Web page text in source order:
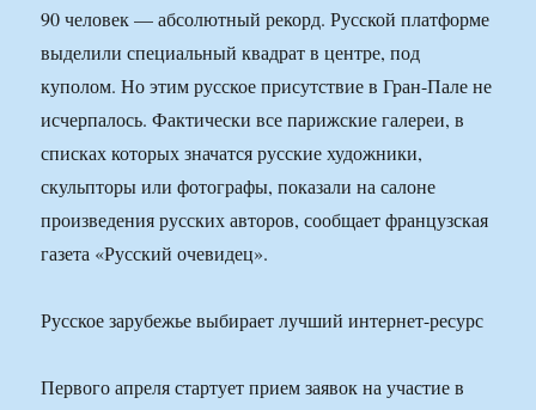
90 человек — абсолютный рекорд. Русской платформе
выделили специальный квадрат в центре, под
куполом. Но этим русское присутствие в Гран-Пале не
исчерпалось. Фактически все парижские галереи, в
списках которых значатся русские художники,
скульпторы или фотографы, показали на салоне
произведения русских авторов, сообщает французская
газета «Русский очевидец».
Русское зарубежье выбирает лучший интернет-ресурс
Первого апреля стартует прием заявок на участие в